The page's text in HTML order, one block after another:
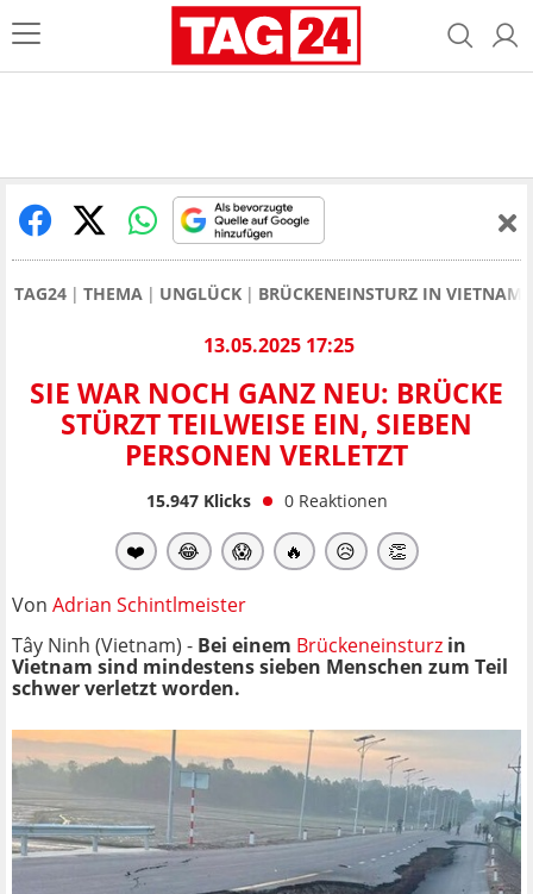
TAG24 THEMA UNGLÜCK BRÜCKENEINSTURZ IN
13.05.2025 17:25
SIE WAR NOCH GANZ NEU: BRÜCKE
STÜRZT TEILWEISE EIN, SIEBEN
PERSONEN VERLETZT
15.947Klicks 0 Reaktionen
❤️ 😂 😱 🔥 😥 👏
Von Adrian Schintlmeister
Tây Ninh (Vietnam) - Bei einem Brückeneinsturz in
Vietnam sind mindestens sieben Menschen zum Teil
schwer verletzt worden.